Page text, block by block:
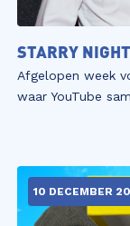
STARRY
Afgelopen week
waar YouTube
10 DECEMBER